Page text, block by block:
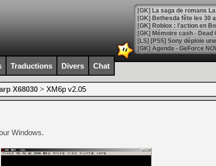
[GK] Bethesda fête les 30
[GK] Roblox : l'action en
[GK] Agenda - GeForce
[GK] Devolver Digital en a
[LS] [PS5] ps5-y2jb-
[GK] Pourquoi Marvel
[GK] Test : Restory : Chill
[GK] GTA 6 : Rockstar
[GK] Hot Wheels Infinite
[GK] Mémoire cash -
[GK] Résultats Nintendo :
[GK] Déjà des
[GK] Minecraft et ses «
Traductions Divers Chat
X68030 > XM6p v2.05
Windows.